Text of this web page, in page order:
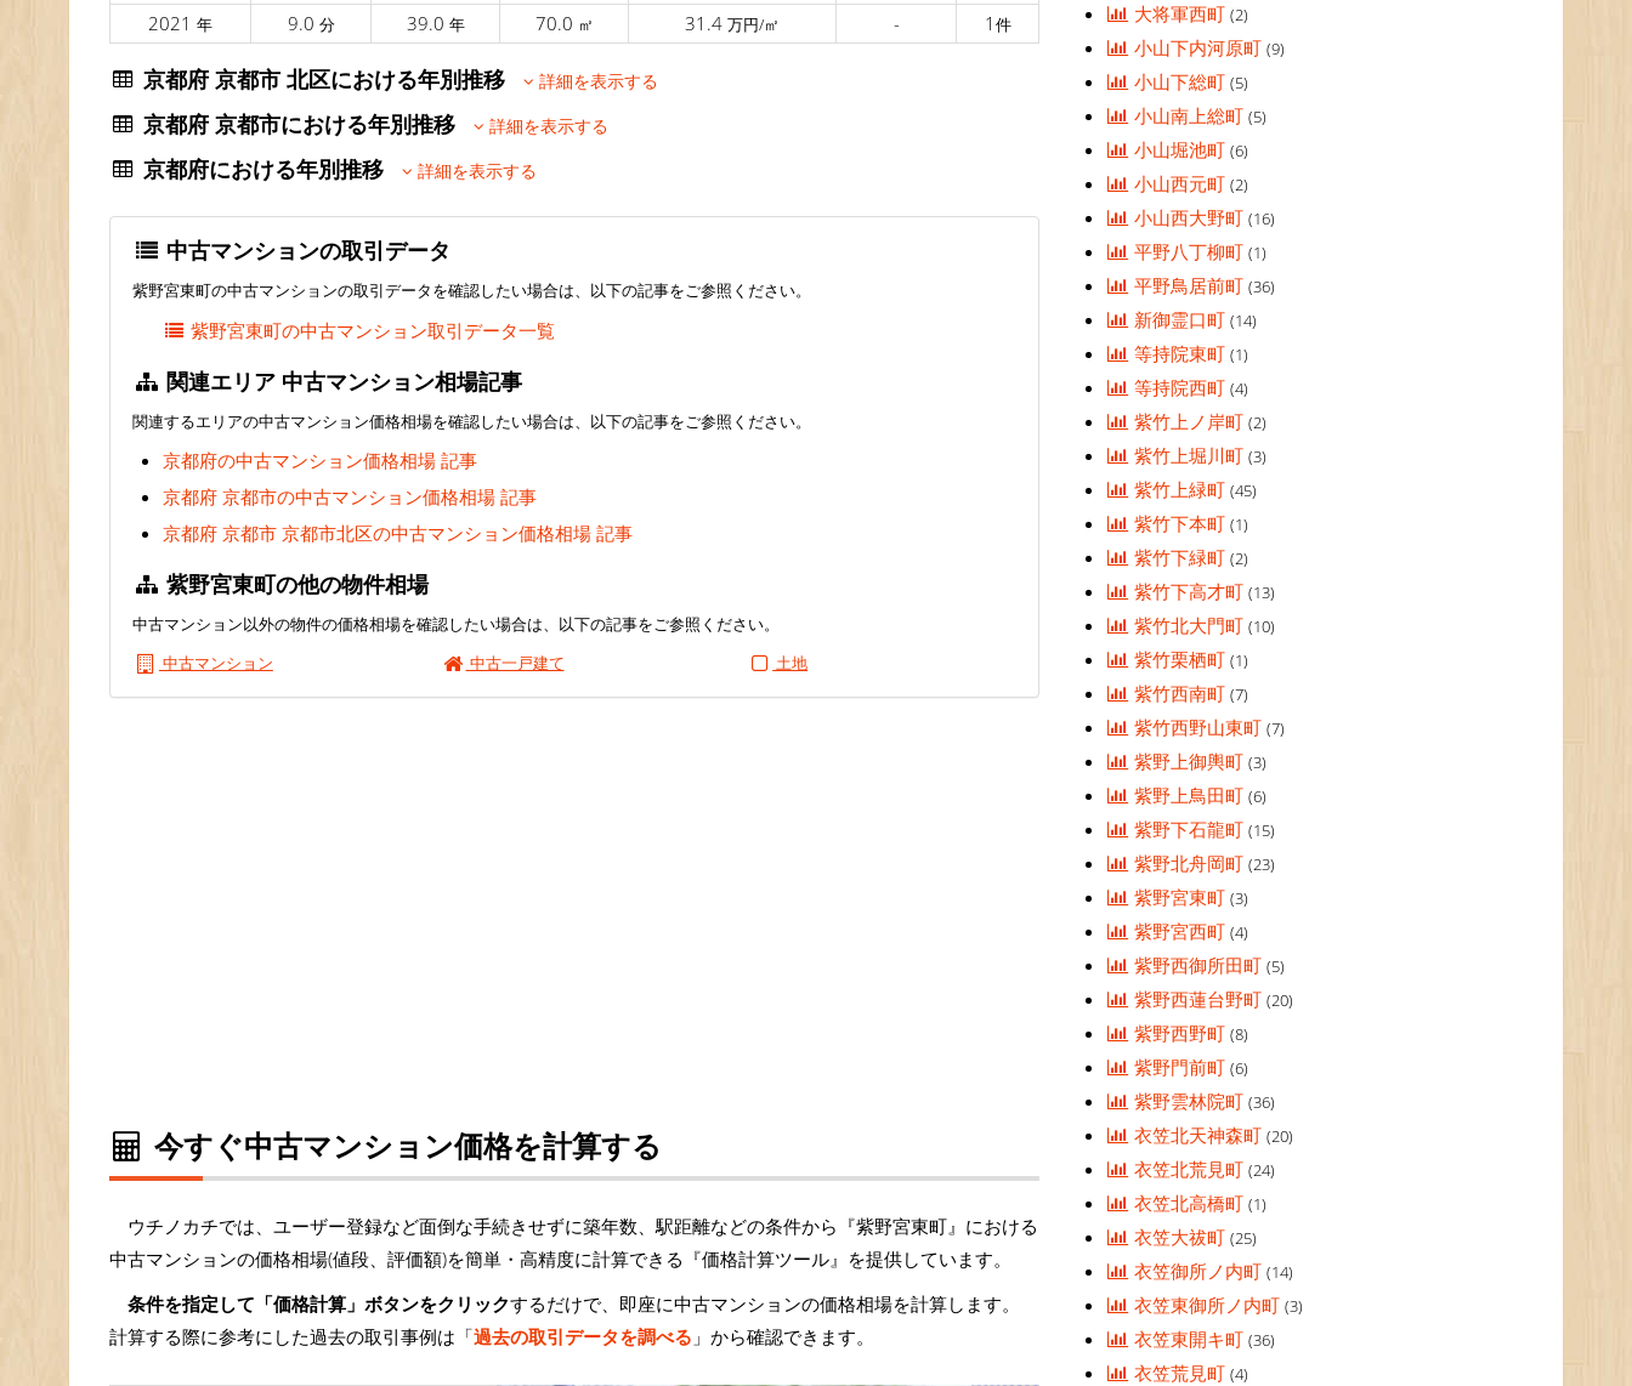
2021 年 9.0 分 39.0 年 70.0 ㎡ 31.4 万円/㎡ - 1 件
京都府 京都市 北区における年別推移 詳細を表示する
京都府 京都市における年別推移 詳細を表示する
京都府における年別推移 詳細を表示する
中古マンションの取引データ
紫野宮東町の中古マンションの取引データを確認したい場合は、以下の記事をご参照ください。
紫野宮東町の中古マンション取引データ一覧
関連エリア 中古マンション相場記事
関連するエリアの中古マンション価格相場を確認したい場合は、以下の記事をご参照ください。
京都府の中古マンション価格相場 記事
京都府 京都市の中古マンション価格相場 記事
京都府 京都市 京都市北区の中古マンション価格相場 記事
紫野宮東町の他の物件相場
中古マンション以外の物件の価格相場を確認したい場合は、以下の記事をご参照ください。
中古マンション
中古一戸建て 土地
今すぐ中古マンション価格を計算する
ウチノカチでは、ユーザー登録など面倒な手続きせずに築年数、駅距離などの条件から『紫野宮東町』における
中古マンションの価格相場(値段、評価額)を簡単・高精度に計算できる『価格計算ツール』を提供しています。
条件を指定して「価格計算」ボタンをクリックするだけで、即座に中古マンションの価格相場を計算します。
計算する際に参考にした過去の取引事例は「過去の取引データを調べる 」から確認できます。
大将軍西町(2)
小山下内河原町(9)
小山下総町(5)
小山南上総町(5)
小山堀池町(6)
小山西元町(2)
小山西大野町(16)
平野八丁柳町(1)
平野鳥居前町(36)
新御霊口町(14)
等持院東町(1)
等持院西町(4)
紫竹上ノ岸町(2)
紫竹上堀川町(3)
紫竹上緑町(45)
紫竹下本町(1)
紫竹下緑町(2)
紫竹下高才町(13)
紫竹北大門町(10)
紫竹栗栖町(1)
紫竹西南町(7)
紫竹西野山東町(7)
紫野上御輿町(3)
紫野上鳥田町(6)
紫野下石龍町(15)
紫野北舟岡町(23)
紫野宮東町(3)
紫野宮西町(4)
紫野西御所田町(5)
紫野西蓮台野町(20)
紫野西野町(8)
紫野門前町(6)
紫野雲林院町(36)
衣笠北天神森町(20)
衣笠北荒見町(24)
衣笠北高橋町(1)
衣笠大祓町(25)
衣笠御所ノ内町(14)
衣笠東御所ノ内町(3)
衣笠東開キ町(36)
衣笠荒見町(4)